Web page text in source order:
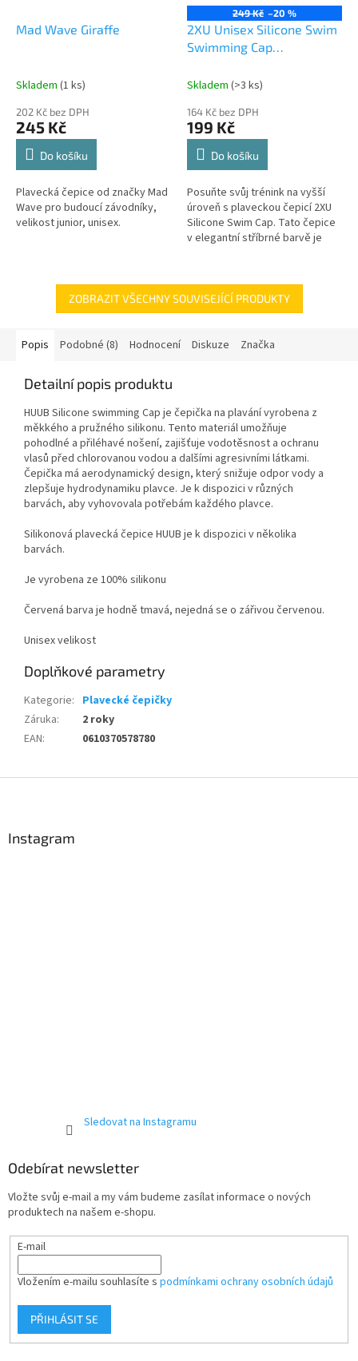
Mad Wave Giraffe
Skladem (1 ks)
202 Kč bez DPH
245 Kč
Do košíku
Plavecká čepice od značky Mad
Wave pro budoucí závodníky,
velikost junior, unisex.
249 Kč –20 %
2XU Unisex Silicone Swim
Swimming Cap
Skladem (>3 ks)
164 Kč bez DPH
199 Kč
Do košíku
Posuňte svůj trénink na vyšší
úroveň s plaveckou čepicí 2XU
Silicone Swim Cap. Tato čepice
v elegantní stříbrné barvě je
ZOBRAZIT VŠECHNY SOUVISEJÍCÍ PRODUKTY
Popis Podobné (8) Hodnocení Diskuze Značka
Detailní popis produktu
HUUB Silicone swimming Cap je čepička na plavání vyrobena z
měkkého a pružného silikonu. Tento materiál umožňuje
pohodlné a přiléhavé nošení, zajišťuje vodotěsnost a ochranu
vlasů před chlorovanou vodou a dalšími agresivními látkami.
Čepička má aerodynamický design, který snižuje odpor vody a
zlepšuje hydrodynamiku plavce. Je k dispozici v různých
barvách, aby vyhovovala potřebám každého plavce.
Silikonová plavecká čepice HUUB je k dispozici v několika
barvách.
Je vyrobena ze 100% silikonu
Červená barva je hodně tmavá, nejedná se o zářivou červenou.
Unisex velikost
Doplňkové parametry
Kategorie: Plavecké čepičky
Záruka:
2 roky
EAN: 0610370578780
Instagram
Sledovat na Instagramu
Odebírat newsletter
Vložte svůj e-mail a my vám budeme zasílat informace o nových
produktech na našem e-shopu.
E-mail
Vložením e-mailu souhlasíte s podmínkami ochrany osobních údajů
PŘIHLÁSIT SE
Powered by chaterimo